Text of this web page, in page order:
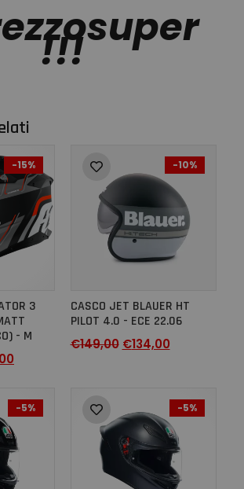
!!!
-15%
3
- M
-10%
CASCO JET BLAUER HT
PILOT 4.0 - ECE 22.06
€149,00 €134,00
-5% -5%